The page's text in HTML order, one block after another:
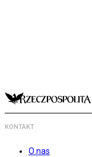
KONTAKT
O nas